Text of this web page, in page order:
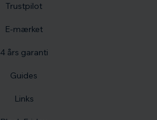
Trustpilot
E-mærket
4 års garanti
Guides
Links